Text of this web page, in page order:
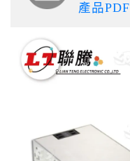
產品PDF